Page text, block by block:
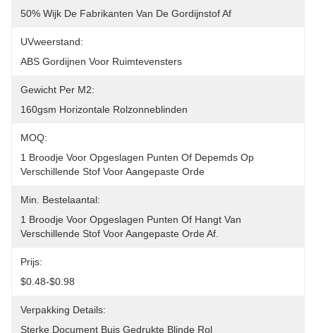
50% Wijk De Fabrikanten Van De Gordijnstof Af
UVweerstand:
ABS Gordijnen Voor Ruimtevensters
Gewicht Per M2:
160gsm Horizontale Rolzonneblinden
MOQ:
1 Broodje Voor Opgeslagen Punten Of Depemds Op
Verschillende Stof Voor Aangepaste Orde
Min. Bestelaantal:
1 Broodje Voor Opgeslagen Punten Of Hangt Van
Verschillende Stof Voor Aangepaste Orde Af.
Prijs:
$0.48-$0.98
Verpakking Details:
Sterke Document Buis Gedrukte Blinde Rol